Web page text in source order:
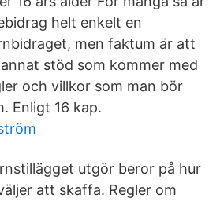
helt enkelt en
men faktum är att
stöd som kommer med
och villkor som man bör
Enligt 16 kap.
utgör beror på hur
att skaffa. Regler om